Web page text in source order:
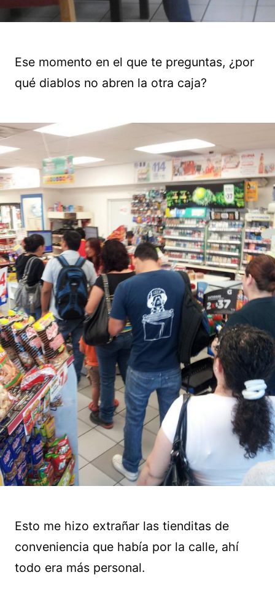
Ese momento en el que te preguntas, ¿por
qué diablos no abren la otra caja?
Esto me hizo extrañar las tienditas de
conveniencia que había por la calle, ahí
todo era más personal.